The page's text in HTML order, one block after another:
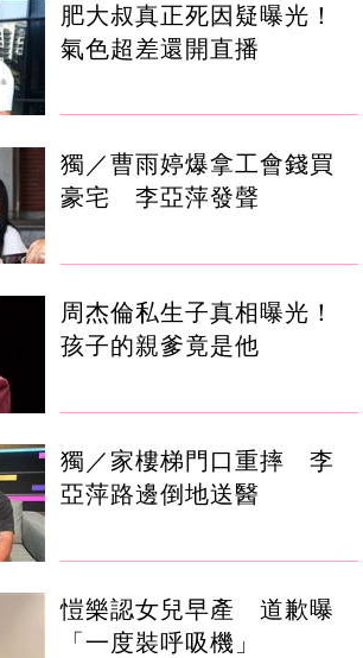
肥大叔真正死因疑曝光！
氣色超差還開直播
獨／曹雨婷爆拿工會錢買
豪宅 李亞萍發聲
周杰倫私生子真相曝光！
孩子的親爹竟是他
獨／家樓梯門口重摔 李
亞萍路邊倒地送醫
愷樂認女兒早產 道歉曝
「一度裝呼吸機」